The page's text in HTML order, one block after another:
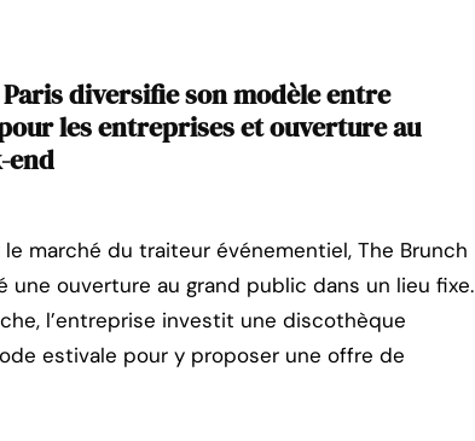
diversifie son modèle entre
les entreprises et ouverture au
end
marché du traiteur événementiel, The Brunch
une ouverture au grand public dans un lieu fixe.
l’entreprise investit une discothèque
estivale pour y proposer une offre de